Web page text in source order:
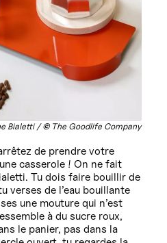
Bialetti /©The Goodlife Company
de prendre votre
casserole ! On ne fait
Tu dois faire bouillir de
verses de l’eau bouillante
une mouture qui n’est
à du sucre roux,
le panier, pas dans la